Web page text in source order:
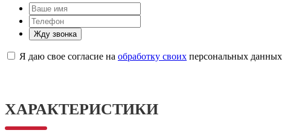
Жду звонка
Я даю свое согласие на обработку своих персональных данных
ХАРАКТЕРИСТИКИ